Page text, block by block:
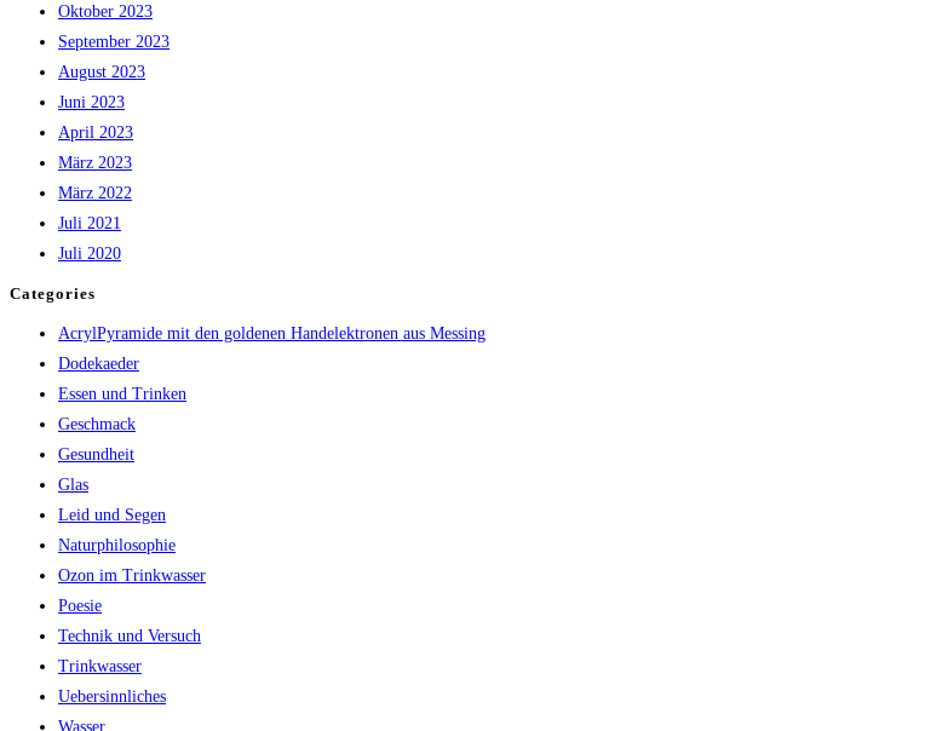
Oktober 2023
September 2023
August 2023
Juni 2023
April 2023
März 2023
März 2022
Juli 2021
Juli 2020
Categories
AcrylPyramide mit den goldenen Handelektronen aus Messing
Dodekaeder
Essen und Trinken
Geschmack
Gesundheit
Glas
Leid und Segen
Naturphilosophie
Ozon im Trinkwasser
Poesie
Technik und Versuch
Trinkwasser
Uebersinnliches
Wasser